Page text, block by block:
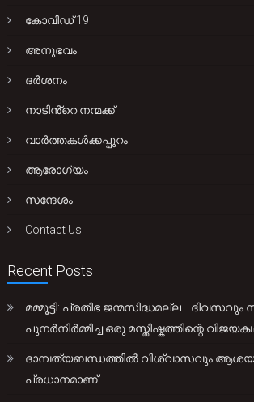
കോവിഡ് 19
അനുഭവം
ദർശനം
നാടിൻ്റെ നന്മക്ക്
വാർത്തകൾക്കപ്പുറം
ആരോഗ്യം
സന്ദേശം
Contact Us
Recent Posts
മമ്മൂട്ടി: പ്രതിഭ ജന്മസിദ്ധമല്ല…
പുനർനിർമ്മിച്ച ഒരു മസ്തിഷ്കത്തിന്റെ
ദാമ്പത്യബന്ധത്തിൽ വിശ്വാസവും
പ്രധാനമാണ്.